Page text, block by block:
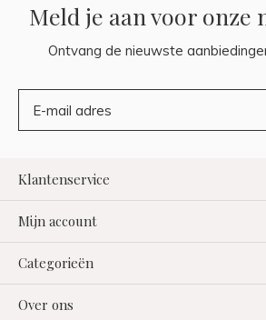
Meld je aan voor onze
Ontvang de nieuwste
Klantenservice
Mijn account
Categorieën
Over ons